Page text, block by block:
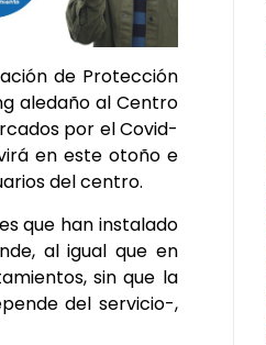
de Protección
aledaño al Centro
por el Covid-
en este otoño e
del centro.
que han instalado
al igual que en
sin que la
del servicio-,